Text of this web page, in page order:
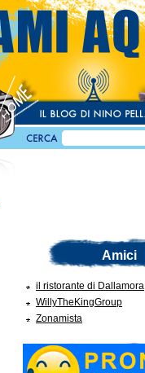
Amici
il ristorante di Dallamora
WillyTheKingGroup
Zonamista